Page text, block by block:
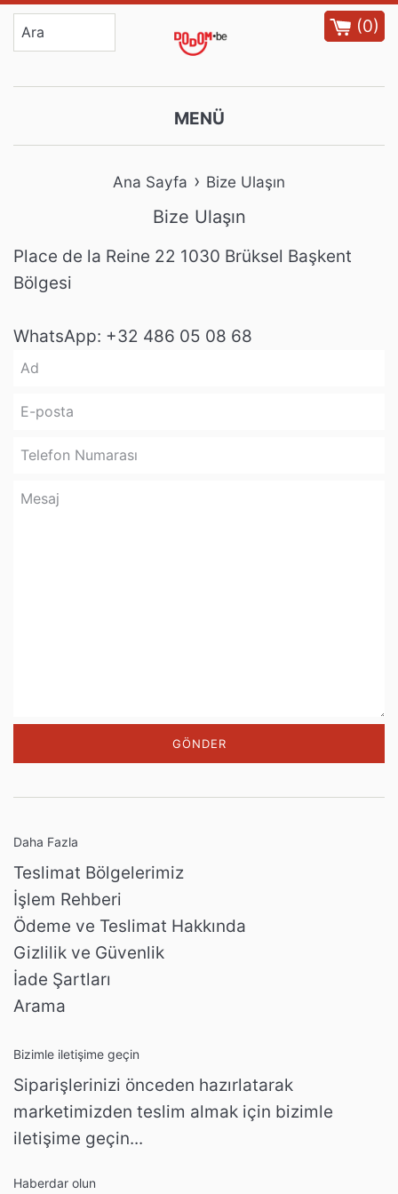
İçeriğe
atla
(0)
MENÜ
Ana Sayfa › Bize Ulaşın
Bize Ulaşın
Place de la Reine 22 1030 Brüksel Başkent
Bölgesi
WhatsApp: +32 486 05 08 68
Ad
E-
Telefon
Mesaj
Daha Fazla
Teslimat Bölgelerimiz
İşlem Rehberi
Ödeme ve Teslimat Hakkında
Gizlilik ve Güvenlik
İade Şartları
Arama
Bizimle iletişime geçin
Siparişlerinizi önceden hazırlatarak
marketimizden teslim almak için bizimle
iletişime geçin...
Haberdar olun